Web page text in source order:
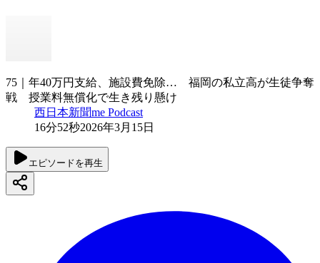
75｜年40万円支給、施設費免除… 福岡の私立高が生徒争奪
戦 授業料無償化で生き残り懸け
西日本新聞me Podcast
16分52秒2026年3月15日
エピソードを再生